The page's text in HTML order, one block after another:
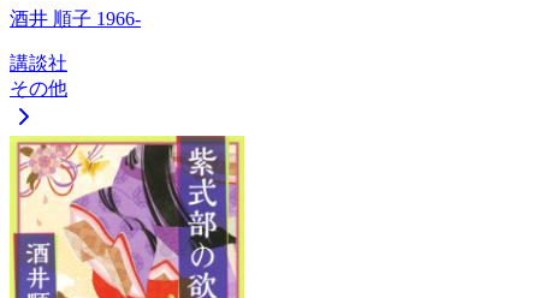
酒井 順子 1966-
講談社
その他